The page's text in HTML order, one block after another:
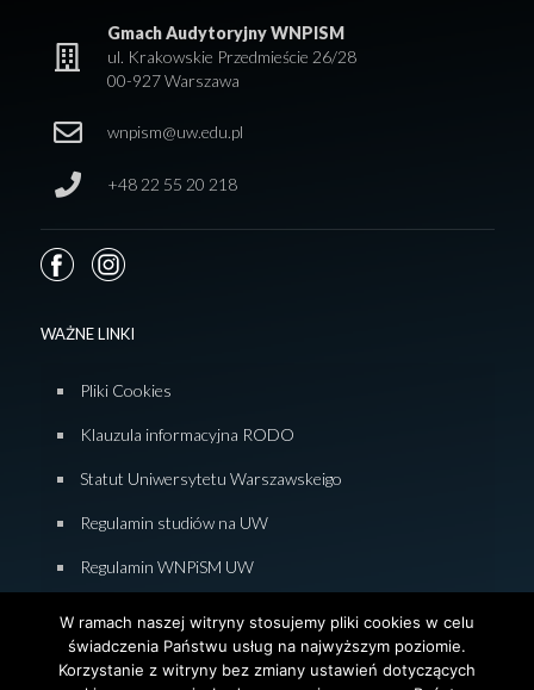
Gmach Audytoryjny WNPISM
ul. Krakowskie Przedmieście 26/28
00-927 Warszawa
wnpism@uw.edu.pl
+48 22 55 20 218
WAŻNE LINKI
Pliki Cookies
Klauzula informacyjna RODO
Statut Uniwersytetu Warszawskeigo
Regulamin studiów na UW
Regulamin WNPiSM UW
Deklaracja dostępności WNPiSM
W ramach naszej witryny stosujemy pliki cookies w celu
świadczenia Państwu usług na najwyższym poziomie.
Korzystanie z witryny bez zmiany ustawień dotyczących